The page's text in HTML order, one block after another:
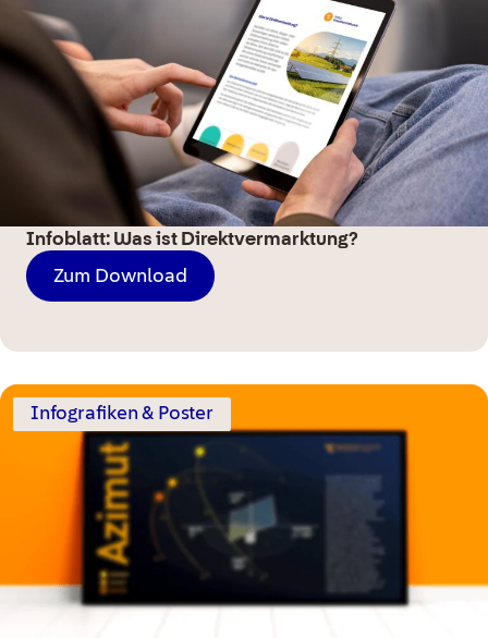
Infoblatt: Was ist Direktvermarktung?
Zum Download
Infografiken & Poster